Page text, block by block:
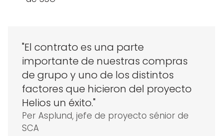
"El contrato es una parte
importante de nuestras compras
de grupo y uno de los distintos
factores que hicieron del proyecto
Helios un éxito."
Per Asplund, jefe de proyecto sénior de
SCA